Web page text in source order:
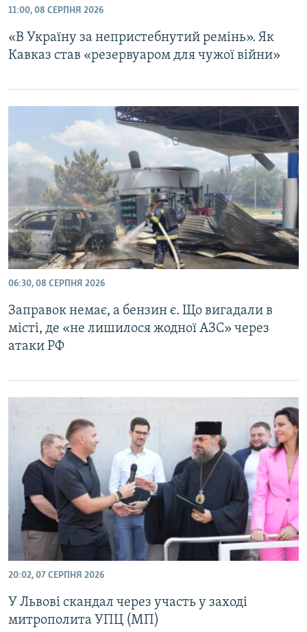
МУЛЬТИМЕДІА
ФОТО
СПЕЦПРОЄКТИ
ПОДКАСТИ
РУС
УКР
КТАТ
ДОЛУЧАЙСЯ!
Усі сайти RFE/RL
11:00, 08 СЕРПНЯ 2026
«В Україну за непристебнутий ремінь». Як
Кавказ став «резервуаром для чужої війни»
06:30, 08 СЕРПНЯ 2026
Заправок немає, а бензин є. Що вигадали в
місті, де «не лишилося жодної АЗС» через
атаки РФ
20:02, 07 СЕРПНЯ 2026
У Львові скандал через участь у заході
митрополита УПЦ (МП)